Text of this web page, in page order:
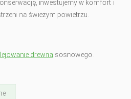
inwestujemy w komfort i
na świeżym powietrzu.
drewna sosnowego.